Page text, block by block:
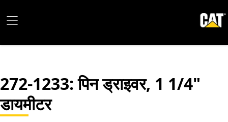
272-1233: पिन ड्राइवर, 1 1/4"
डायमीटर